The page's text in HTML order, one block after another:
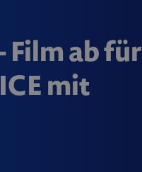
Film ab für
mit